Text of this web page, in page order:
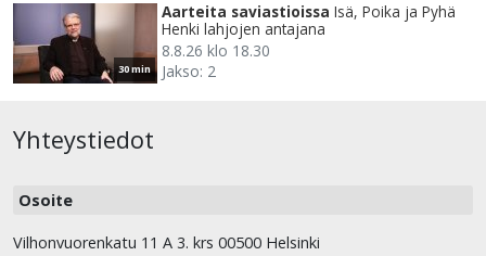
30 min
Aarteita saviastioissa Isä, Poika ja Pyhä
Henki lahjojen antajana
8.8.26 klo 18.30
Jakso: 2
Yhteystiedot
Osoite
Vilhonvuorenkatu 11 A 3. krs 00500 Helsinki